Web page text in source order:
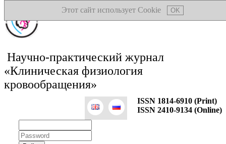
Этот сайт использует Cookie OK
Научно-практический журнал
«Клиническая физиология
кровообращения»
ISSN 1814-6910 (Print)
ISSN 2410-9134 (Online)
Пароль: